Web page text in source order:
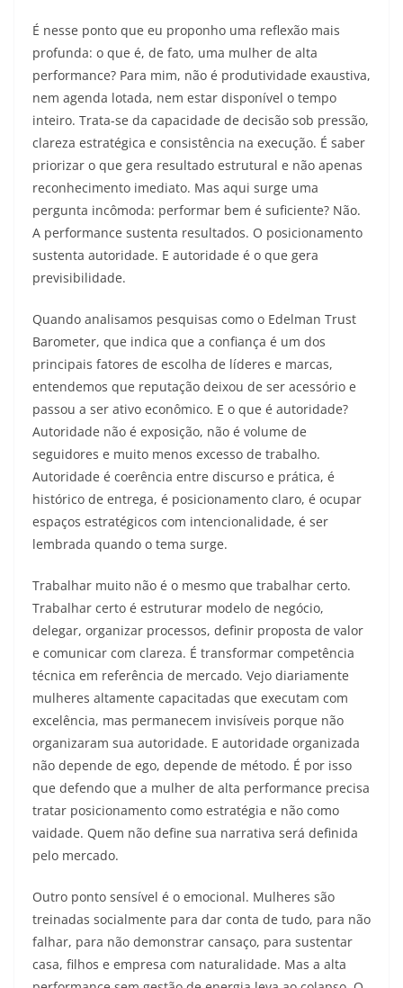
É nesse ponto que eu proponho uma reflexão mais
profunda: o que é, de fato, uma mulher de alta
performance? Para mim, não é produtividade exaustiva,
nem agenda lotada, nem estar disponível o tempo
inteiro. Trata-se da capacidade de decisão sob pressão,
clareza estratégica e consistência na execução. É saber
priorizar o que gera resultado estrutural e não apenas
reconhecimento imediato. Mas aqui surge uma
pergunta incômoda: performar bem é suficiente? Não.
A performance sustenta resultados. O posicionamento
sustenta autoridade. E autoridade é o que gera
previsibilidade.
Quando analisamos pesquisas como o Edelman Trust
Barometer, que indica que a confiança é um dos
principais fatores de escolha de líderes e marcas,
entendemos que reputação deixou de ser acessório e
passou a ser ativo econômico. E o que é autoridade?
Autoridade não é exposição, não é volume de
seguidores e muito menos excesso de trabalho.
Autoridade é coerência entre discurso e prática, é
histórico de entrega, é posicionamento claro, é ocupar
espaços estratégicos com intencionalidade, é ser
lembrada quando o tema surge.
Trabalhar muito não é o mesmo que trabalhar certo.
Trabalhar certo é estruturar modelo de negócio,
delegar, organizar processos, definir proposta de valor
e comunicar com clareza. É transformar competência
técnica em referência de mercado. Vejo diariamente
mulheres altamente capacitadas que executam com
excelência, mas permanecem invisíveis porque não
organizaram sua autoridade. E autoridade organizada
não depende de ego, depende de método. É por isso
que defendo que a mulher de alta performance precisa
tratar posicionamento como estratégia e não como
vaidade. Quem não define sua narrativa será definida
pelo mercado.
Outro ponto sensível é o emocional. Mulheres são
treinadas socialmente para dar conta de tudo, para não
falhar, para não demonstrar cansaço, para sustentar
casa, filhos e empresa com naturalidade. Mas a alta